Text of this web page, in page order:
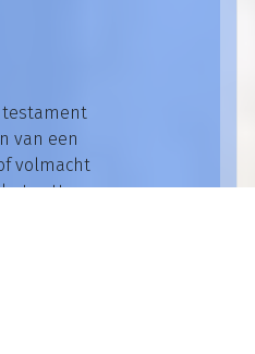
van een
volmacht
zetten van een